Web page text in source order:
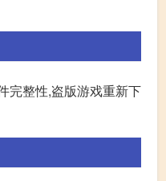
完整性,盗版游戏重新下